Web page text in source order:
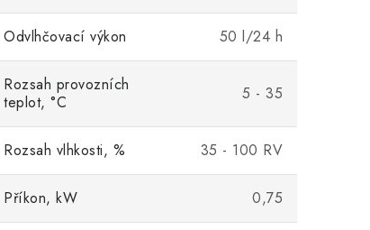
Odvlhčovací výkon 50 l/24 h
Rozsah provozních
teplot, °C
5 - 35
Rozsah vlhkosti, % 35 - 100 RV
Příkon, kW 0,75